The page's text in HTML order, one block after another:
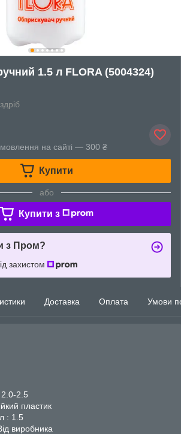
1.5 л FLORA (5004324)
на сайті — 300 ₴
Купити
або
Купити з
з Пром?
захистом
Доставка Оплата Умови
2.5
пластик
: 1.5
виробника